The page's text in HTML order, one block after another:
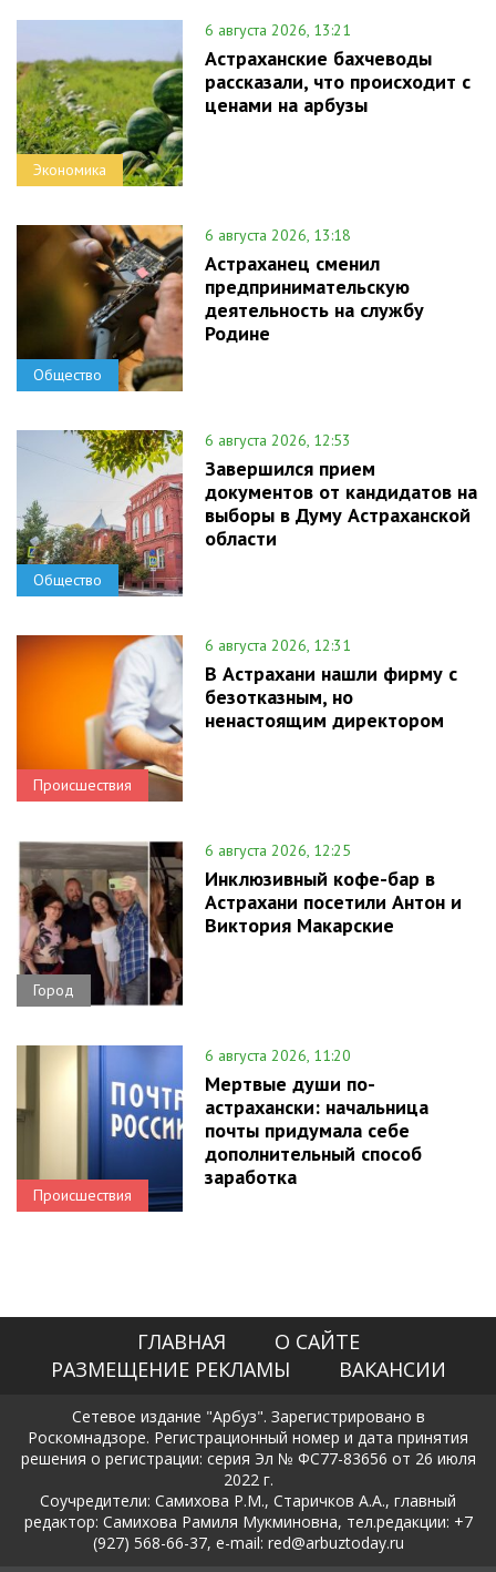
Экономика
6 августа 2026, 13:21
Астраханские бахчеводы
рассказали, что происходит с
ценами на арбузы
Общество
6 августа 2026, 13:18
Астраханец сменил
предпринимательскую
деятельность на службу
Родине
Общество
6 августа 2026, 12:53
Завершился прием
документов от кандидатов на
выборы в Думу Астраханской
области
Происшествия
6 августа 2026, 12:31
В Астрахани нашли фирму с
безотказным, но
ненастоящим директором
Город
6 августа 2026, 12:25
Инклюзивный кофе-бар в
Астрахани посетили Антон и
Виктория Макарские
Происшествия
6 августа 2026, 11:20
Мертвые души по-
астрахански: начальница
почты придумала себе
дополнительный способ
заработка
ГЛАВНАЯ
О САЙТЕ
РАЗМЕЩЕНИЕ РЕКЛАМЫ
ВАКАНСИИ
Сетевое издание "Арбуз". Зарегистрировано в
Роскомнадзоре. Регистрационный номер и дата принятия
решения о регистрации: серия Эл № ФС77-83656 от 26 июля
2022 г.
Соучредители: Самихова Р.М., Старичков А.А., главный
редактор: Самихова Рамиля Мукминовна, тел.редакции: +7
(927) 568-66-37, e-mail: red@arbuztoday.ru